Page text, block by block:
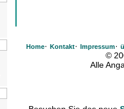
Home· Kontakt· Impressum·
©
Alle